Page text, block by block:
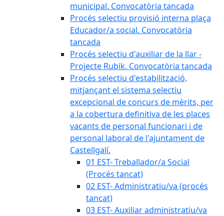
municipal. Convocatòria tancada
Procés selectiu provisió interna plaça
Educador/a social. Convocatòria
tancada
Procés selectiu d'auxiliar de la llar -
Projecte Rubik. Convocatòria tancada
Procés selectiu d'estabilització,
mitjançant el sistema selectiu
excepcional de concurs de mèrits, per
a la cobertura definitiva de les places
vacants de personal funcionari i de
personal laboral de l'ajuntament de
Castellgalí.
01 EST- Treballador/a Social
(Procés tancat)
02 EST- Administratiu/va (procés
tancat)
03 EST- Auxiliar administratiu/va